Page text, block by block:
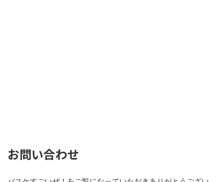
お問い合わせ